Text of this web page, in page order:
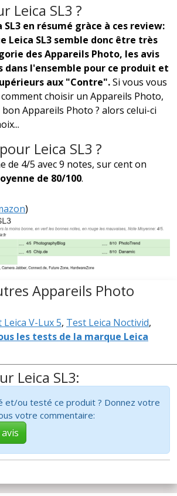
Leica SL3 ?
SL3 en résumé gràce à ces review:
Leica SL3 semble donc être très
des Appareils Photo, les avis
l'ensemble pour ce produit et
aux "Contre".Si vous vous
choisir un Appareils Photo,
bon Appareils Photo ? alors celui-ci
Leica SL3 ?
de 4/5 avec 9 notes, sur cent on
de 80/100.
)
Appareils Photo
Leica V-Lux 5, Test Leica Noctivid,
les tests de la marque Leica
Leica SL3:
et/ou testé ce produit ? Donnez votre
votre commentaire: